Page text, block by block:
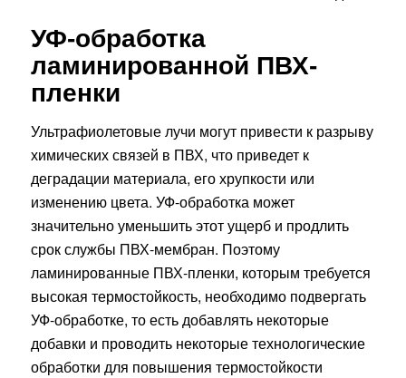
УФ-обработка
ламинированной ПВХ-
пленки
Ультрафиолетовые лучи могут привести к разрыву
химических связей в ПВХ, что приведет к
деградации материала, его хрупкости или
изменению цвета. УФ-обработка может
значительно уменьшить этот ущерб и продлить
срок службы ПВХ-мембран. Поэтому
ламинированные ПВХ-пленки, которым требуется
высокая термостойкость, необходимо подвергать
УФ-обработке, то есть добавлять некоторые
добавки и проводить некоторые технологические
обработки для повышения термостойкости